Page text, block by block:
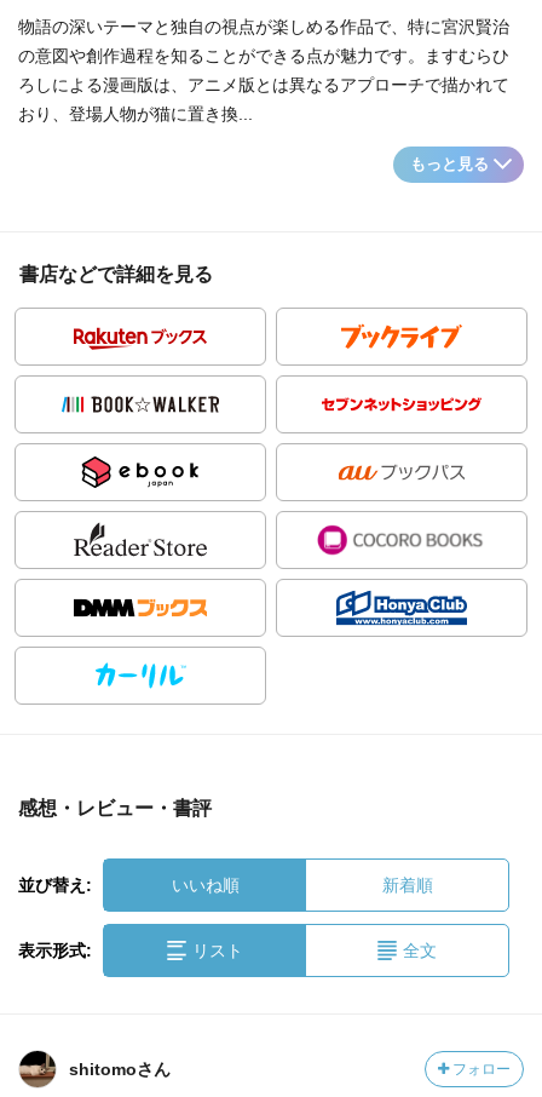
物語の深いテーマと独自の視点が楽しめる作品で、特に宮沢賢治
の意図や創作過程を知ることができる点が魅力です。ますむらひ
ろしによる漫画版は、アニメ版とは異なるアプローチで描かれて
おり、登場人物が猫に置き換...
もっと見る
書店などで詳細を見る
感想・レビュー・書評
並び替え: いいね順 新着順
表示形式: リスト 全文
shitomoさん フォロー